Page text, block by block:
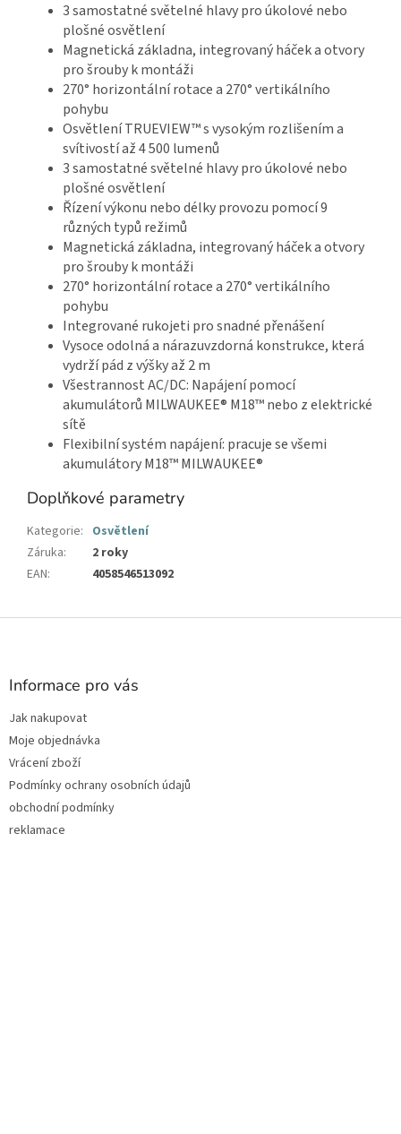
3 samostatné světelné hlavy pro úkolové nebo
plošné osvětlení
Magnetická základna, integrovaný háček a otvory
pro šrouby k montáži
270° horizontální rotace a 270° vertikálního
pohybu
Osvětlení TRUEVIEW™ s vysokým rozlišením a
svítivostí až 4 500 lumenů
3 samostatné světelné hlavy pro úkolové nebo
plošné osvětlení
Řízení výkonu nebo délky provozu pomocí 9
různých typů režimů
Magnetická základna, integrovaný háček a otvory
pro šrouby k montáži
270° horizontální rotace a 270° vertikálního
pohybu
Integrované rukojeti pro snadné přenášení
Vysoce odolná a nárazuvzdorná konstrukce, která
vydrží pád z výšky až 2 m
Všestrannost AC/DC: Napájení pomocí
akumulátorů MILWAUKEE® M18™ nebo z elektrické
sítě
Flexibilní systém napájení: pracuje se všemi
akumulátory M18™ MILWAUKEE®
Doplňkové parametry
Kategorie: Osvětlení
Záruka:
2 roky
EAN: 4058546513092
Z
Informace pro vás
Jak nakupovat
Moje objednávka
Vrácení zboží
Podmínky ochrany osobních údajů
obchodní podmínky
reklamace